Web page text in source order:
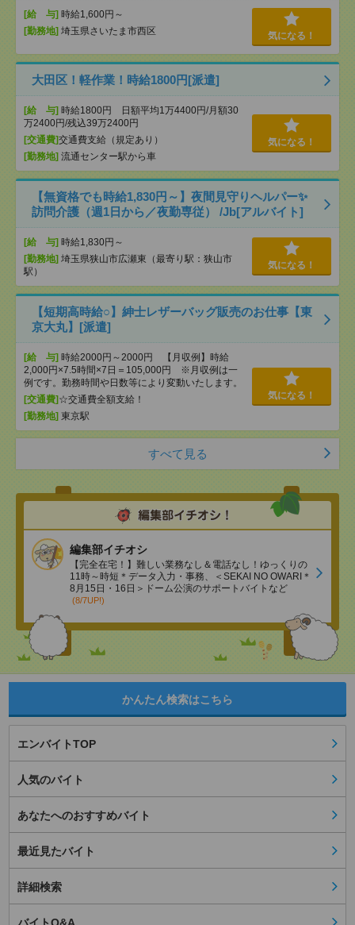
[給 与] 時給1,600円～
[勤務地] 埼玉県さいたま市西区 気になる！
大田区！軽作業！時給1800円[派遣]
[給 与] 時給1800円 日額平均1万4400円/月額30
万2400円/残込39万2400円
[交通費]交通費支給（規定あり）
[勤務地] 流通センター駅から車
気になる！
【無資格でも時給1,830円～】夜間見守りヘルパー✨
訪問介護（週1日から／夜勤専従） /Jb[アルバイト]
[給 与] 時給1,830円～
[勤務地] 埼玉県狭山市広瀬東（最寄り駅：狭山市
駅）
気になる！
【短期高時給○】紳士レザーバッグ販売のお仕事【東
京大丸】[派遣]
[給 与] 時給2000円～2000円 【月収例】時給
2,000円×7.5時間×7日＝105,000円 ※月収例は一
例です。勤務時間や日数等により変動いたします。
[交通費] ☆交通費全額支給！
[勤務地] 東京駅
気になる！
すべて見る
編集部イチオシ
【完全在宅！】難しい業務なし＆電話なし！ゆっくりの
11時～時短＊データ入力・事務、＜SEKAI NO OWARI＊
8月15日・16日＞ドーム公演のサポートバイトなど
(8/7UP!)
かんたん検索はこちら
エンバイトTOP
人気のバイト
あなたへのおすすめバイト
最近見たバイト
詳細検索